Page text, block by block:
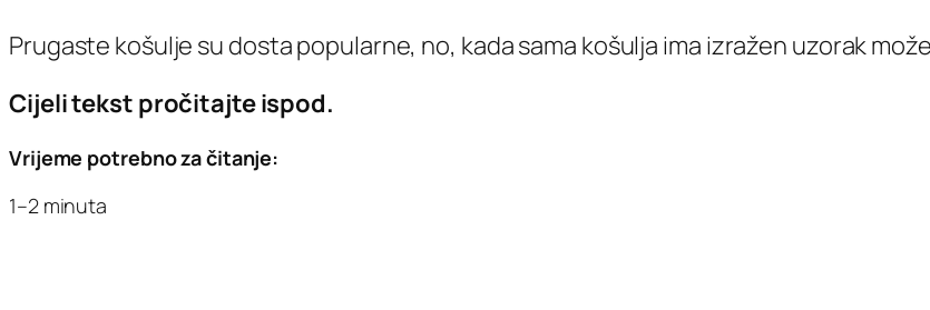
Prugaste košulje su dosta popularne, no, kada sama košulja ima izražen uzorak
Cijeli tekst pročitajte ispod.
Vrijeme potrebno za čitanje:
1–2 minuta